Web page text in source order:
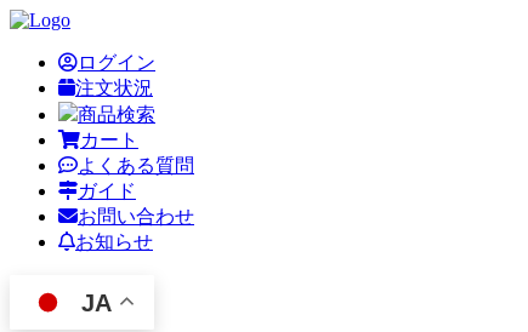
ログイン
注文状況
商品検索
カート
よくある質問
ガイド
お問い合わせ
お知らせ
JA